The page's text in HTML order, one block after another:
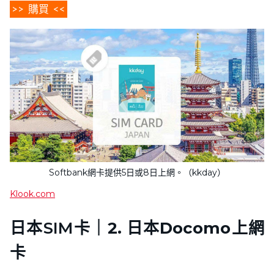
>> 購買 <<
Softbank網卡提供5日或8日上網。（kkday）
Klook.com
日本SIM卡｜ 2. 日本Docomo上網
卡